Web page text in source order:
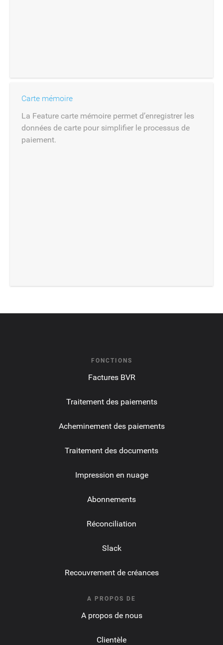
Carte mémoire
La Feature carte mémoire permet d’enregistrer les
données de carte pour simplifier le processus de
paiement.
FONCTIONS
Factures BVR
Traitement des paiements
Acheminement des paiements
Traitement des documents
Impression en nuage
Abonnements
Réconciliation
Slack
Recouvrement de créances
A PROPOS DE
A propos de nous
Clientèle